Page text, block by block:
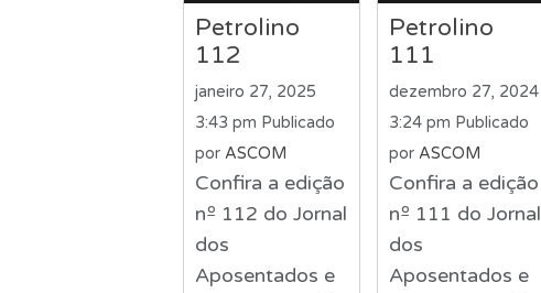
Petrolino
112
janeiro 27, 2025
3:43 pm Publicado
porASCOM
Confira a edição
nº 112 do Jornal
dos
Aposentados e
Petrolino
111
dezembro 27, 2024
3:24 pm Publicado
por ASCOM
Confira a edição
nº 111 do Jornal
dos
Aposentados e